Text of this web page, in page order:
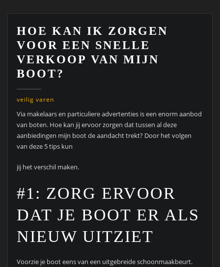
HOE KAN IK ZORGEN
VOOR EEN SNELLE
VERKOOP VAN MIJN
BOOT?
veilig varen
Via makelaars en particuliere advertenties is een enorm aanbod
van boten. Hoe kan jij ervoor zorgen dat tussen al deze
aanbiedingen mijn boot de aandacht trekt? Door het volgen
van deze 5 tips kun
jij het verschil maken.
#1: ZORG ERVOOR
DAT JE BOOT ER ALS
NIEUW UITZIET
Voorzie je boot eens van een uitgebreide schoonmaakbeurt.